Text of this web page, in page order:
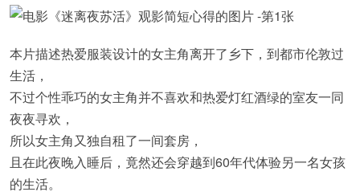
本片描述热爱服装设计的女主角离开了乡下，到都市伦敦过
生活，
不过个性乖巧的女主角并不喜欢和热爱灯红酒绿的室友一同
夜夜寻欢，
所以女主角又独自租了一间套房，
且在此夜晚入睡后，竟然还会穿越到60年代体验另一名女孩
的生活。